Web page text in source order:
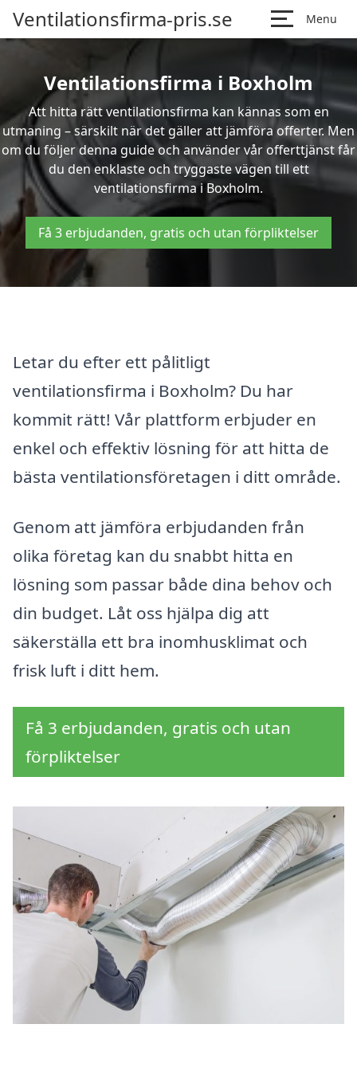
Ventilationsfirma-pris.se Menu
Ventilationsfirma i Boxholm
Att hitta rätt ventilationsfirma kan kännas som en
utmaning – särskilt när det gäller att jämföra offerter. Men
om du följer denna guide och använder vår offerttjänst får
du den enklaste och tryggaste vägen till ett
ventilationsfirma i Boxholm.
Få 3 erbjudanden, gratis och utan förpliktelser
Letar du efter ett pålitligt
ventilationsfirma i Boxholm? Du har
kommit rätt! Vår plattform erbjuder en
enkel och effektiv lösning för att hitta de
bästa ventilationsföretagen i ditt område.
Genom att jämföra erbjudanden från
olika företag kan du snabbt hitta en
lösning som passar både dina behov och
din budget. Låt oss hjälpa dig att
säkerställa ett bra inomhusklimat och
frisk luft i ditt hem.
Få 3 erbjudanden, gratis och utan
förpliktelser